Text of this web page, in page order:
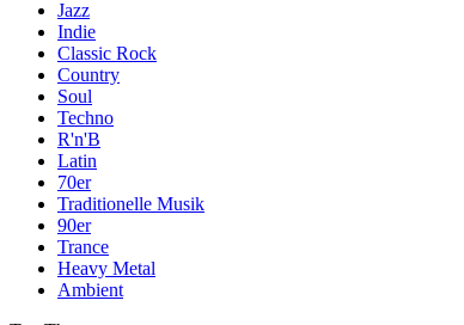
Jazz
Indie
Classic Rock
Country
Soul
Techno
R'n'B
Latin
70er
Traditionelle Musik
90er
Trance
Heavy Metal
Ambient